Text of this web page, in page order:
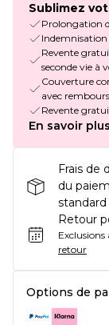
Sublimez
Prolongation
Indemnisation
Revente
seconde vie à
Couverture
avec
Revente
En savoir plus
Frais de
du
Retour
Exclusions
retour
Options de